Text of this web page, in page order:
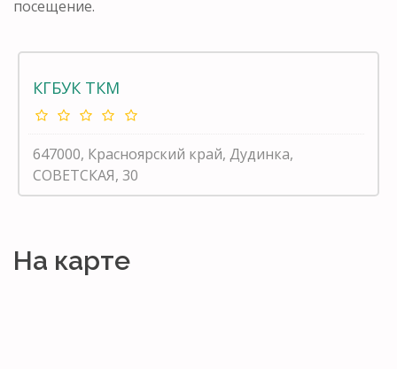
посещение.
КГБУК ТКМ
647000, Красноярский край, Дудинка,
СОВЕТСКАЯ, 30
На карте